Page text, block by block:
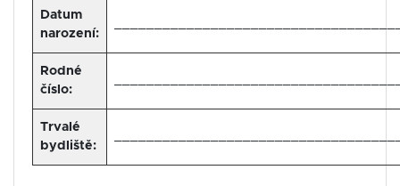
Datum
narození:
Rodné
číslo:
Trvalé
bydliště: